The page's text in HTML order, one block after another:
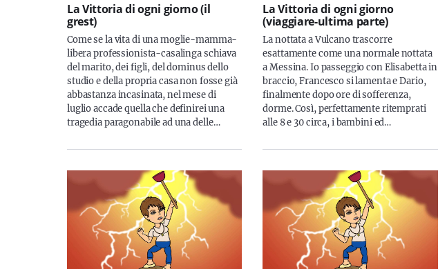
La Vittoria di ogni giorno (il
grest)
Come se la vita di una moglie-mamma-
libera professionista-casalinga schiava
del marito, dei figli, del dominus dello
studio e della propria casa non fosse già
abbastanza incasinata, nel mese di
luglio accade quella che definirei una
tragedia paragonabile ad una delle…
La Vittoria di ogni giorno
(viaggiare-ultima parte)
La nottata a Vulcano trascorre
esattamente come una normale nottata
a Messina. Io passeggio con Elisabetta in
braccio, Francesco si lamenta e Dario,
finalmente dopo ore di sofferenza,
dorme. Così, perfettamente ritemprati
alle 8 e 30 circa, i bambini ed…